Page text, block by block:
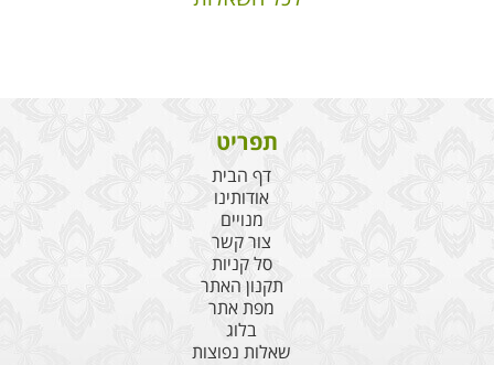
תפריט
דף הבית
אודותינו
מנויים
צור קשר
סל קניות
תקנון האתר
מפת אתר
בלוג
שאלות נפוצות